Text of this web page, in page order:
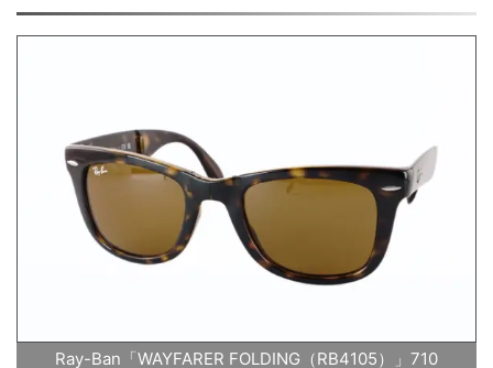
Ray-Ban「WAYFARER FOLDING（RB4105）」710